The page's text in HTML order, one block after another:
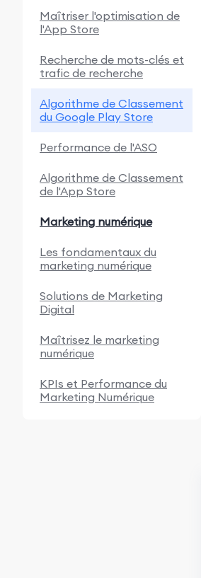
Maîtriser l'optimisation de
l'App Store
Recherche de mots-clés et
trafic de recherche
Algorithme de Classement
du Google Play Store
Performance de l'ASO
Algorithme de Classement
de l'App Store
Marketing numérique
Les fondamentaux du
marketing numérique
Solutions de Marketing
Digital
Maîtrisez le marketing
numérique
KPIs et Performance du
Marketing Numérique